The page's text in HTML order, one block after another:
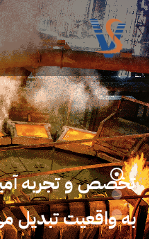
تخصص و تجربه
به واقعیت تبدیل